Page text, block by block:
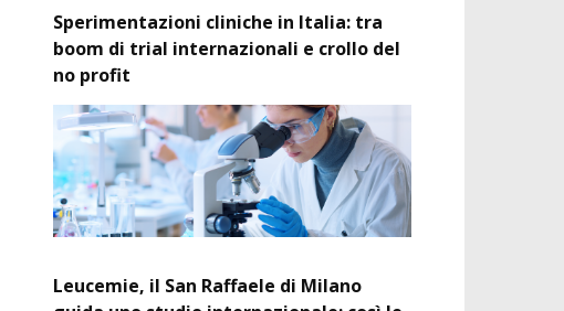
Sperimentazioni cliniche in Italia: tra
boom di trial internazionali e crollo del
no profit
Leucemie, il San Raffaele di Milano